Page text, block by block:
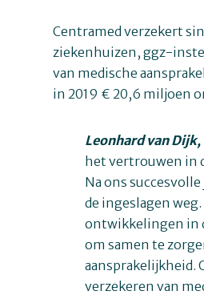
Centramed verzekert
ziekenhuizen, ggz-
van medische
in 2019 € 20,6 miljoen
Leonhard van
het vertrouwen in
Na ons
de ingeslagen
ontwikkelingen in
om samen te
aansprakelijkheid.
verzekeren van